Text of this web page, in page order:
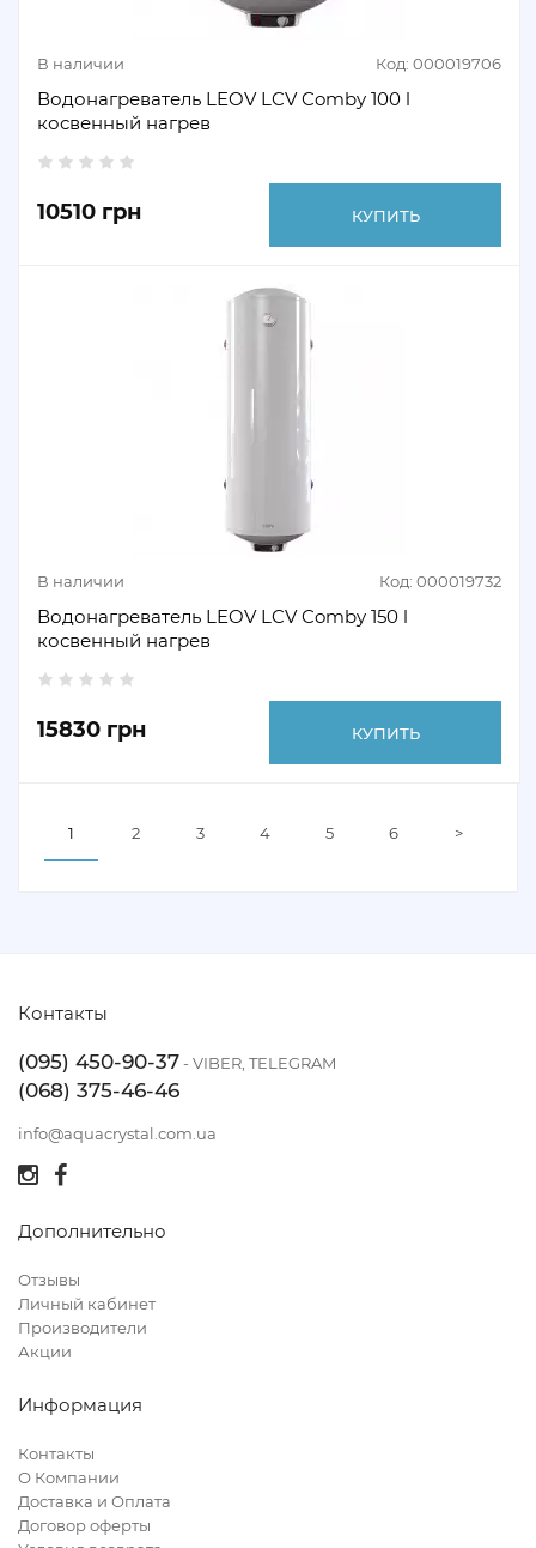
В наличии Код: 000019706
Водонагреватель LEOV LCV Comby 100 l
косвенный нагрев
10510 грн КУПИТЬ
В наличии Код: 000019732
Водонагреватель LEOV LCV Comby 150 l
косвенный нагрев
15830 грн КУПИТЬ
1 2 3 4 5 6 >
Контакты
(095) 450-90-37- VIBER, TELEGRAM
(068) 375-46-46
info@aquacrystal.com.ua
Дополнительно
Отзывы
Личный кабинет
Производители
Акции
Информация
Контакты
О Компании
Доставка и Оплата
Договор оферты